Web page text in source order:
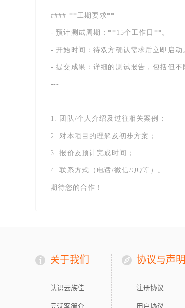
#### **工期要求**
- 预计测试周期：**15个工作日**。
- 开始时间：待双方确认需求后立即启动
- 提交成果：详细的测试报告，包括但不
---
1. 团队/个人介绍及过往相关案例；
2. 对本项目的理解及初步方案；
3. 报价及预计完成时间；
4. 联系方式（电话/微信/QQ等）。
期待您的合作！
关于我们
认识云族佳
云沃客简介
协议与声明
注册协议
用户协议